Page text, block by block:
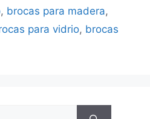
, brocas para madera,
para vidrio, brocas